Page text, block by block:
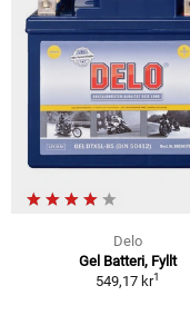
Delo
Gel Batteri, Fyllt
549,17 kr1